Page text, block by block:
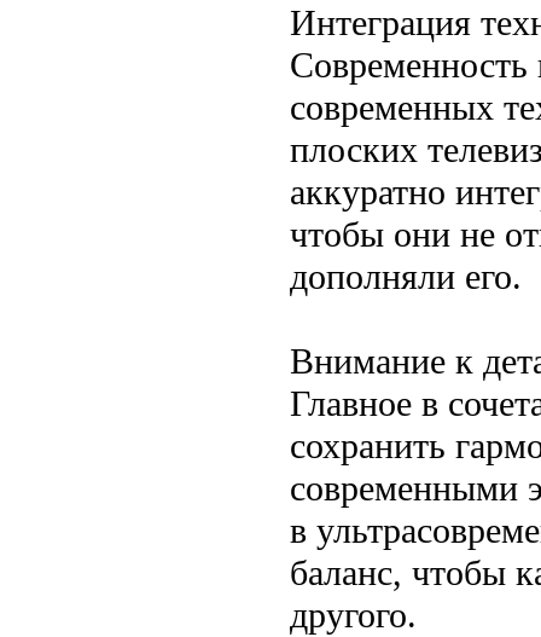
Интеграция
Современность
современных
плоских
аккуратно
чтобы они не
дополняли его.
Внимание к
Главное в
сохранить
современными
в
баланс, чтобы
другого.